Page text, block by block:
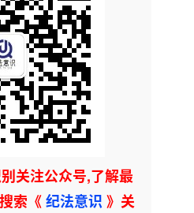
关注公众号,了解最
索《纪法意识 》关